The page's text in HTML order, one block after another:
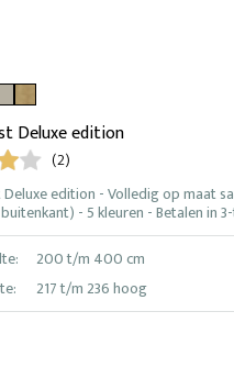
Deluxe edition
(2)
edition - Volledig op maat
- 5 kleuren - Betalen in
200 t/m 400 cm
217 t/m 236 hoog